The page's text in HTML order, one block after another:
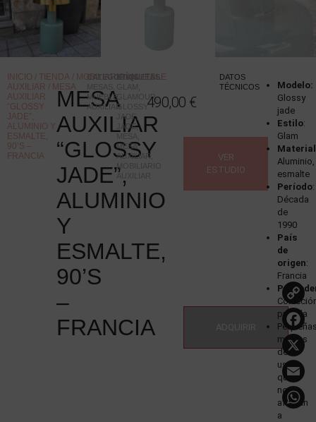
INICIO / TIENDA / MOBILIARIO /
MUEBLE
AUXILIAR / MESA
AUXILIAR
“GLOSSY
JADE”,
ALUMINIO Y
ESMALTE,
90’S –
FRANCIA
MESA
AUXILIAR
“GLOSSY
JADE”,
ALUMINIO
Y
ESMALTE,
90’S
–
FRANCIA
CATEGORÍAS
MUEBLE
AUXILIAR
ETIQUETAS
GLAMOUR,
GLOSSY
JADE,
JADE,
MESA
AUXILIAR
MOBILIARIO
490,00 €
VER
ESTUDIO
DATOS
TÉCNICOS
Modelo:
Glossy
jade
Estilo:
Glam
Aluminio,
esmalte
Período:
Década
de
1990
País
de
origen:
Francia
privada
marcas
de
uso
que
no
afectan
a